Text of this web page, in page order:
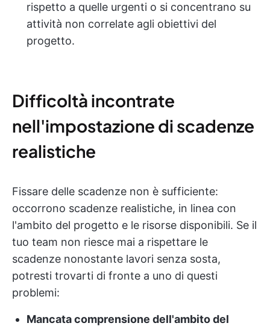
rispetto a quelle urgenti o si concentrano su
attività non correlate agli obiettivi del
progetto.
Difficoltà incontrate
nell'impostazione di scadenze
realistiche
Fissare delle scadenze non è sufficiente:
occorrono scadenze realistiche, in linea con
l'ambito del progetto e le risorse disponibili. Se il
tuo team non riesce mai a rispettare le
scadenze nonostante lavori senza sosta,
potresti trovarti di fronte a uno di questi
problemi:
Mancata comprensione dell'ambito del